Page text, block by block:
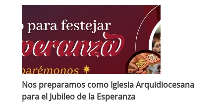
Nos preparamos como Iglesia Arquidiocesana
para el Jubileo de la Esperanza